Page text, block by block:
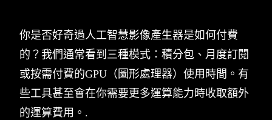
你是否好奇過人工智慧影像產生器是如何付費
的？我們通常看到三種模式：積分包、月度訂閱
或按需付費的GPU（圖形處理器）使用時間。有
些工具甚至會在你需要更多運算能力時收取額外
的運算費用。.